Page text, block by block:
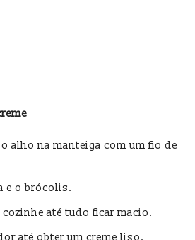
o alho na manteiga com um fio de
e o brócolis.
até tudo ficar macio.